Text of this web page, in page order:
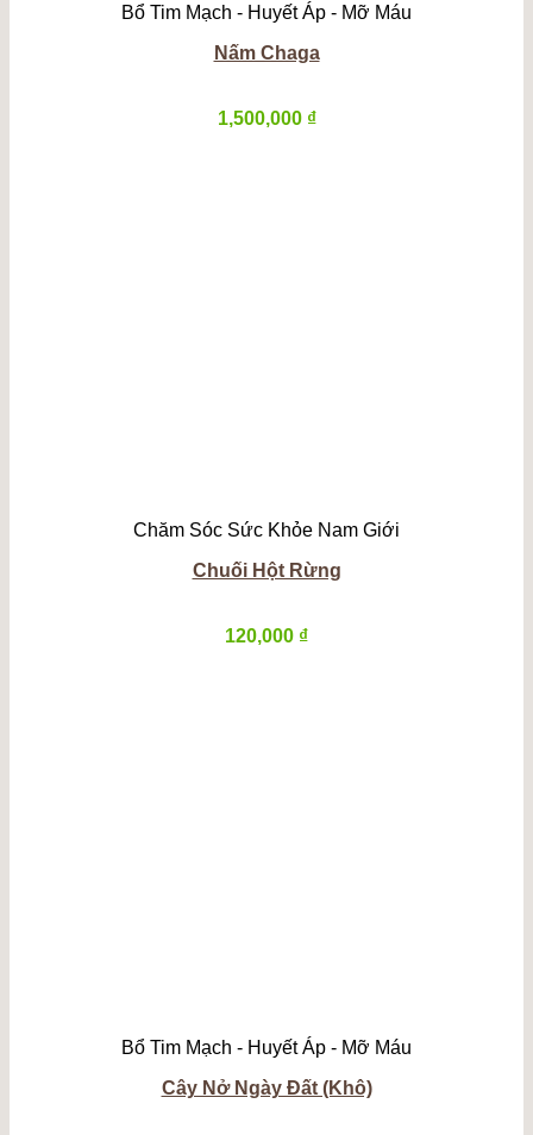
Bổ Tim Mạch - Huyết Áp - Mỡ Máu
Nấm Chaga
1,500,000 ₫
Chăm Sóc Sức Khỏe Nam Giới
Chuối Hột Rừng
120,000 ₫
Bổ Tim Mạch - Huyết Áp - Mỡ Máu
Cây Nở Ngày Đất (Khô)